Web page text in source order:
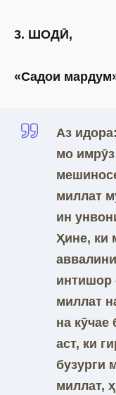
3. ШОДӢ,
«Садои
Аз
мо
миллат
ин
Ҳине, ки
интишор
миллат
на кӯчае
аст, ки
бузурги
миллат,